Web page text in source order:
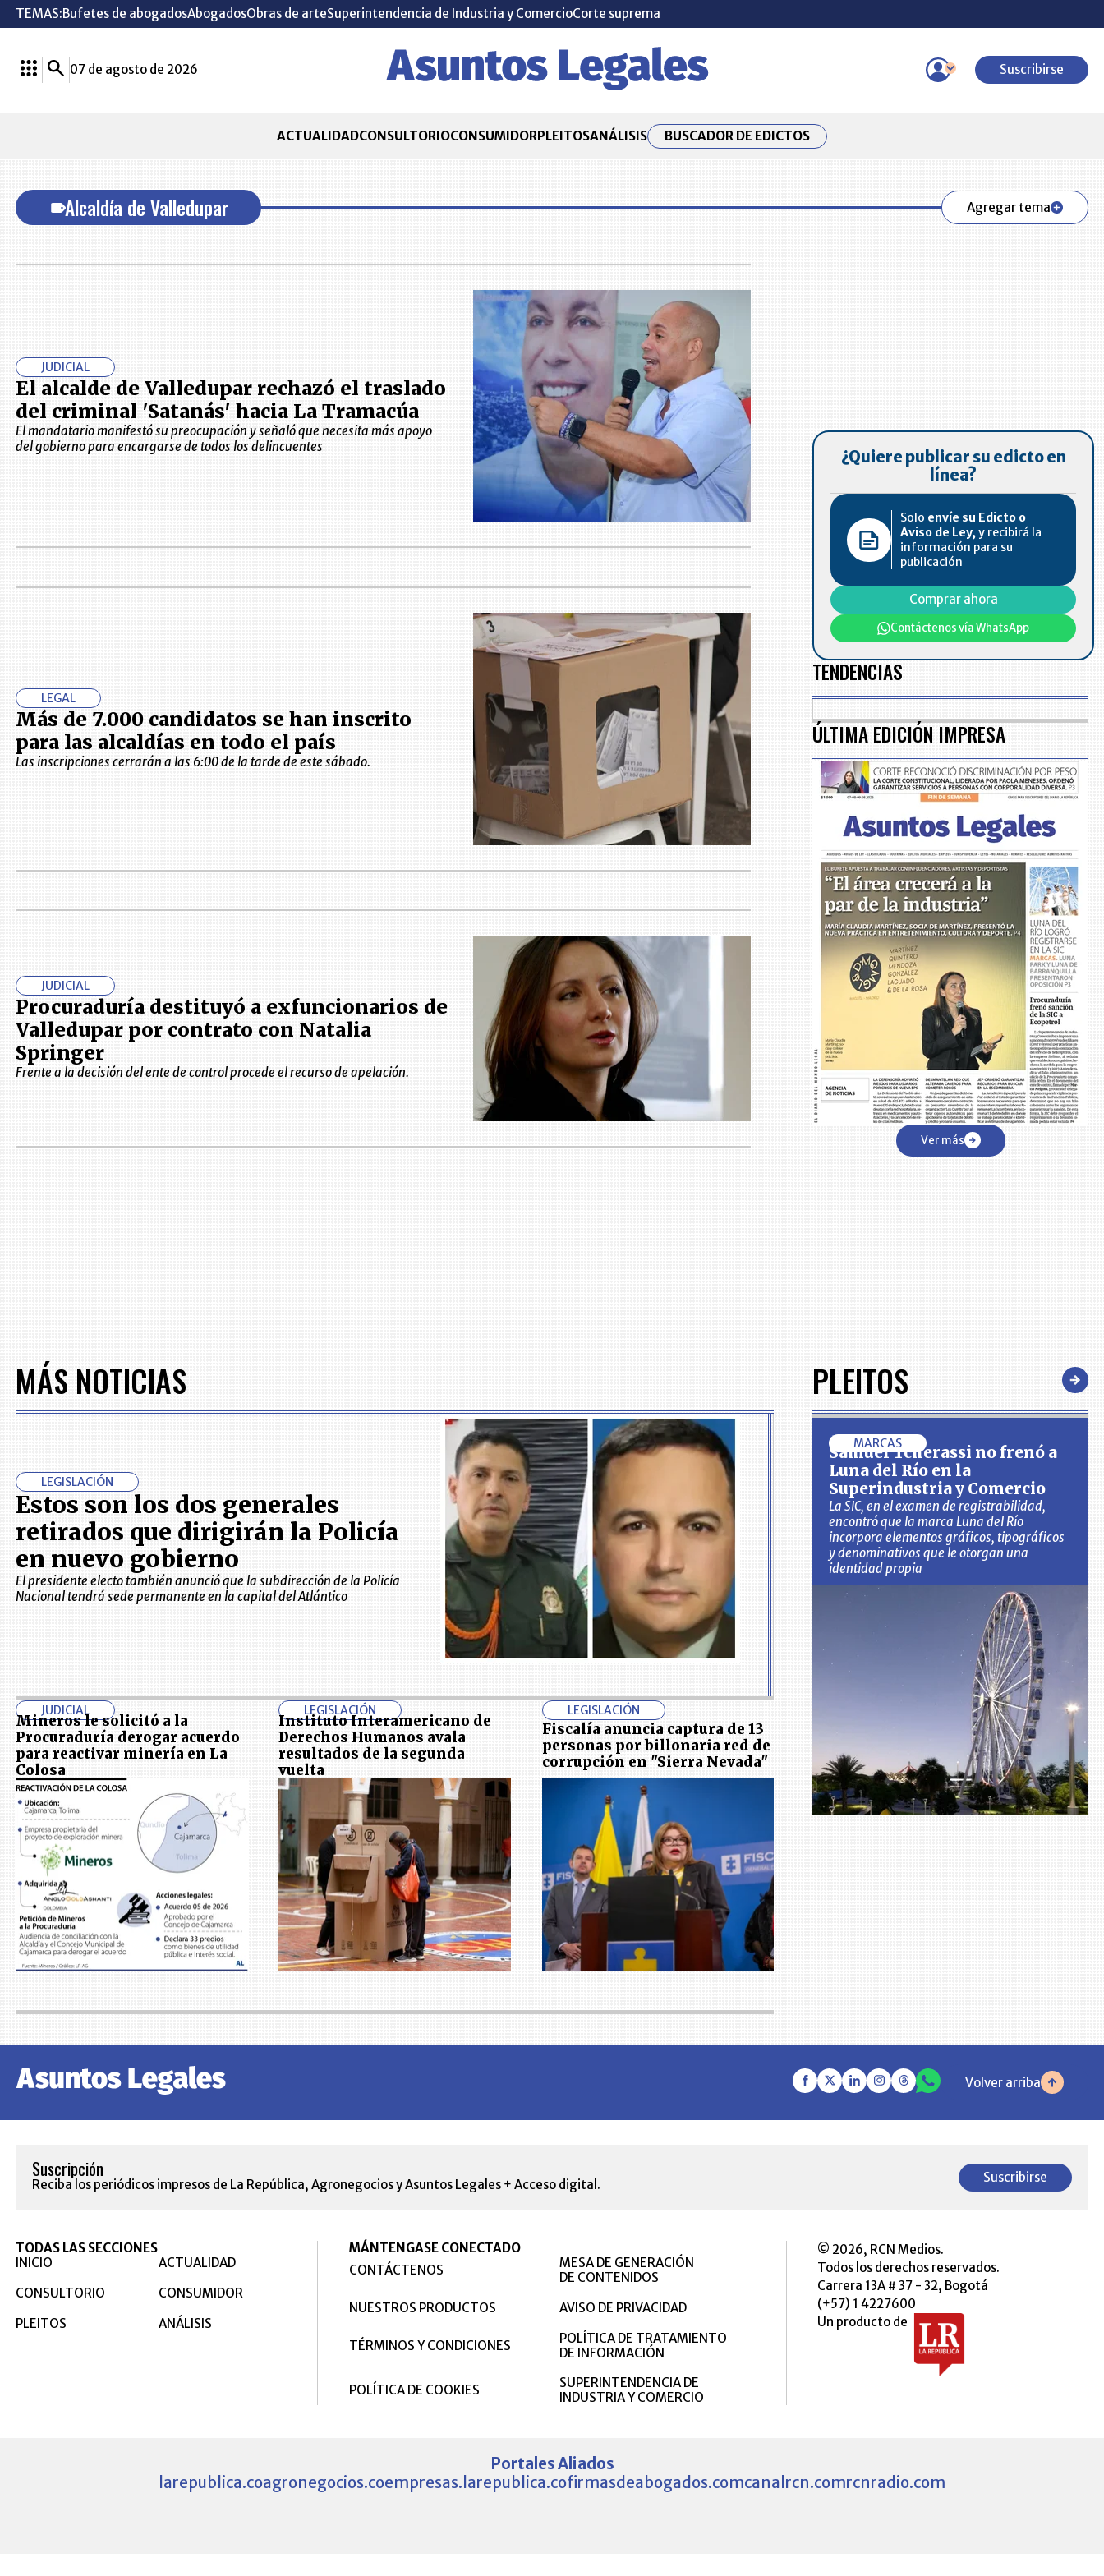
TEMAS:Bufetes de abogadosAbogadosObras de arteSuperintendencia de Industria y ComercioCorte suprema
07 de agosto de 2026 Suscribirse
ACTUALIDADCONSULTORIOCONSUMIDORPLEITOSANÁLISIS BUSCADOR DE EDICTOS
Alcaldía de Valledupar Agregar tema
JUDICIAL
El alcalde de Valledupar rechazó el traslado
del criminal 'Satanás' hacia La Tramacúa
El mandatario manifestó su preocupación y señaló que necesita más apoyo
del gobierno para encargarse de todos los delincuentes
LEGAL
Más de 7.000 candidatos se han inscrito
para las alcaldías en todo el país
Las inscripciones cerrarán a las 6:00 de la tarde de este sábado.
JUDICIAL
Procuraduría destituyó a exfuncionarios de
Valledupar por contrato con Natalia
Springer
Frente a la decisión del ente de control procede el recurso de apelación.
¿Quiere publicar su edicto en
línea?
Solo envíe su Edicto o
Aviso de Ley, y recibirá la
información para su
publicación
Comprar ahora
Contáctenos vía WhatsApp
TENDENCIAS
ÚLTIMA EDICIÓN IMPRESA
Ver más
MÁS NOTICIAS
LEGISLACIÓN
Estos son los dos generales
retirados que dirigirán la Policía
en nuevo gobierno
El presidente electo también anunció que la subdirección de la Policía
Nacional tendrá sede permanente en la capital del Atlántico
JUDICIAL
Mineros le solicitó a la
Procuraduría derogar acuerdo
para reactivar minería en La
Colosa
LEGISLACIÓN
Instituto Interamericano de
Derechos Humanos avala
resultados de la segunda
vuelta
LEGISLACIÓN
Fiscalía anuncia captura de 13
personas por billonaria red de
corrupción en "Sierra Nevada"
PLEITOS
MARCAS
Samuel Tcherassi no frenó a
Luna del Río en la
Superindustria y Comercio
La SIC, en el examen de registrabilidad,
encontró que la marca Luna del Río
incorpora elementos gráficos, tipográficos
y denominativos que le otorgan una
identidad propia
Volver arriba
Suscripción
Reciba los periódicos impresos de La República, Agronegocios y Asuntos Legales + Acceso digital. Suscribirse
TODAS LAS SECCIONES
INICIO
ACTUALIDAD
CONSULTORIO
CONSUMIDOR
PLEITOS
ANÁLISIS
MÁNTENGASE CONECTADO
CONTÁCTENOS
MESA DE GENERACIÓN
DE CONTENIDOS
NUESTROS PRODUCTOS
AVISO DE PRIVACIDAD
TÉRMINOS Y CONDICIONES
POLÍTICA DE TRATAMIENTO
DE INFORMACIÓN
POLÍTICA DE COOKIES
SUPERINTENDENCIA DE
INDUSTRIA Y COMERCIO
© 2026, RCN Medios.
Todos los derechos reservados.
Carrera 13A # 37 - 32, Bogotá
(+57) 1 4227600
Un producto de
Portales Aliados
larepublica.coagronegocios.coempresas.larepublica.cofirmasdeabogados.comcanalrcn.comrcnradio.com